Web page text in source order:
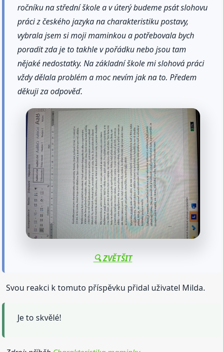
ročníku na střední škole a v úterý budeme psát slohovu
práci z českého jazyka na charakteristiku postavy,
vybrala jsem si moji maminkou a potřebovala bych
poradit zda je to takhle v pořádku nebo jsou tam
nějaké nedostatky. Na základní škole mi slohová práci
vždy dělala problém a moc nevím jak na to. Předem
děkuji za odpověď.
🔍 ZVĚTŠIT
Svou reakci k tomuto příspěvku přidal uživatel Milda.
Je to skvělé!